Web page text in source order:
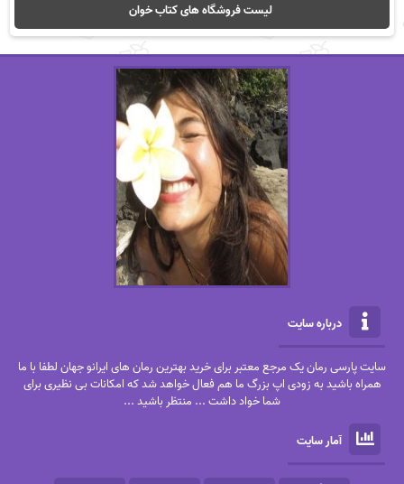
لیست فروشگاه های کتاب خوان
درباره سایت
سایت پارسی رمان یک مرجع معتبر برای خرید بهترین رمان های ایرانو جهان لطفا با ما
همراه باشید به زودی اپ بزرگ ما هم فعال خواهد شد که امکانات بی نظیری برای
شما خواد داشت ... منتظر باشید ...
آمار سایت